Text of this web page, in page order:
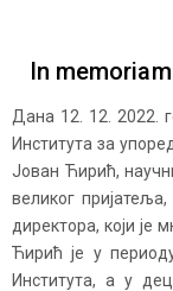
In
Дана 12. 12. 2022.
Института за
Јован Ћирић,
великог
директора, који је
Ћирић је у
Института, а у